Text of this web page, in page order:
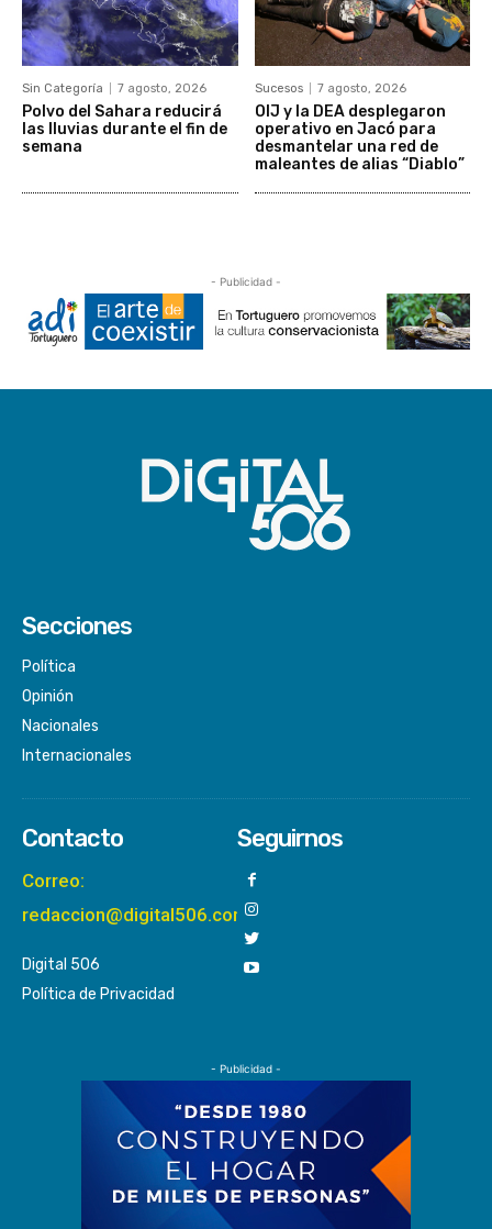
Sin Categoría 7 agosto, 2026
Polvo del Sahara reducirá
las lluvias durante el fin de
semana
Sucesos 7 agosto, 2026
OIJ y la DEA desplegaron
operativo en Jacó para
desmantelar una red de
maleantes de alias “Diablo”
- Publicidad -
Secciones
Política
Opinión
Nacionales
Internacionales
Contacto
Correo:
redaccion@digital506.com
Digital 506
Política de Privacidad
Seguirnos
- Publicidad -